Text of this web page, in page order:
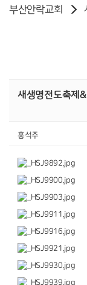
부산안락교회
새생명전도축제
홍석주